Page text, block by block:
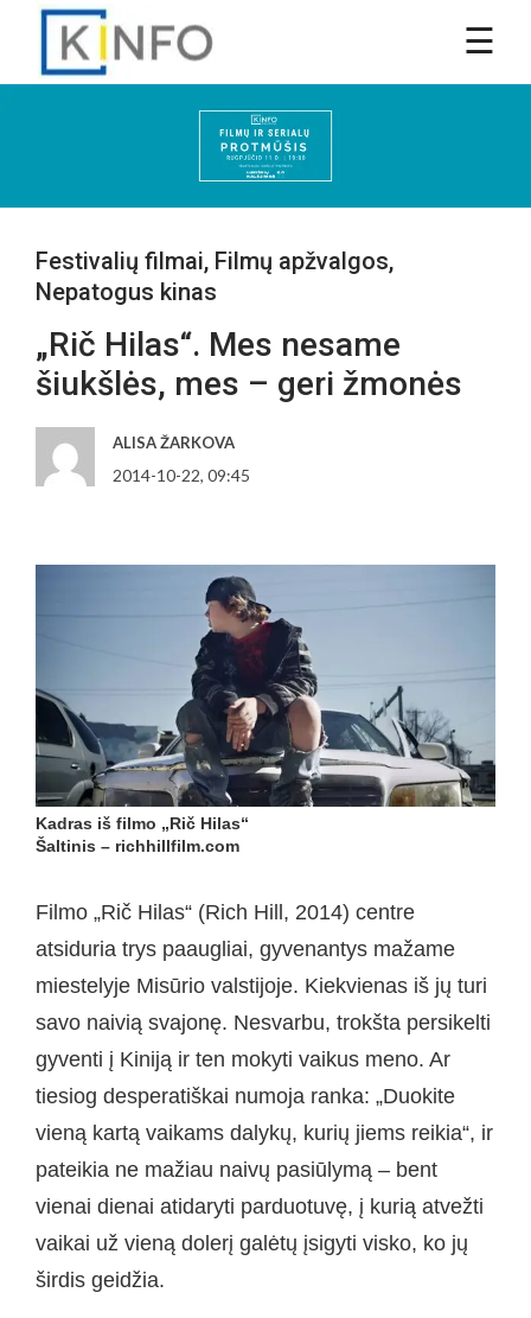
Festivalių filmai, Filmų apžvalgos,
Nepatogus kinas
„Rič Hilas“. Mes nesame
šiukšlės, mes – geri žmonės
ALISA ŽARKOVA
2014-10-22, 09:45
Kadras iš filmo „Rič Hilas“
Šaltinis – richhillfilm.com
Filmo „Rič Hilas“ (Rich Hill, 2014) centre
atsiduria trys paaugliai, gyvenantys mažame
miestelyje Misūrio valstijoje. Kiekvienas iš jų turi
savo naivią svajonę. Nesvarbu, trokšta persikelti
gyventi į Kiniją ir ten mokyti vaikus meno. Ar
tiesiog desperatiškai numoja ranka: „Duokite
vieną kartą vaikams dalykų, kurių jiems reikia“, ir
pateikia ne mažiau naivų pasiūlymą – bent
vienai dienai atidaryti parduotuvę, į kurią atvežti
vaikai už vieną dolerį galėtų įsigyti visko, ko jų
širdis geidžia.